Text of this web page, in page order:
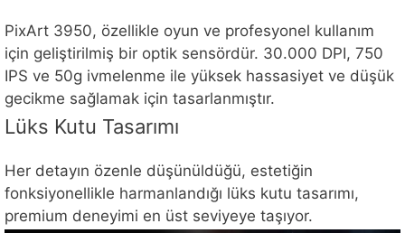
PixArt 3950, özellikle oyun ve profesyonel kullanım
için geliştirilmiş bir optik sensördür. 30.000 DPI, 750
IPS ve 50g ivmelenme ile yüksek hassasiyet ve düşük
gecikme sağlamak için tasarlanmıştır.
Lüks Kutu Tasarımı
Her detayın özenle düşünüldüğü, estetiğin
fonksiyonellikle harmanlandığı lüks kutu tasarımı,
premium deneyimi en üst seviyeye taşıyor.